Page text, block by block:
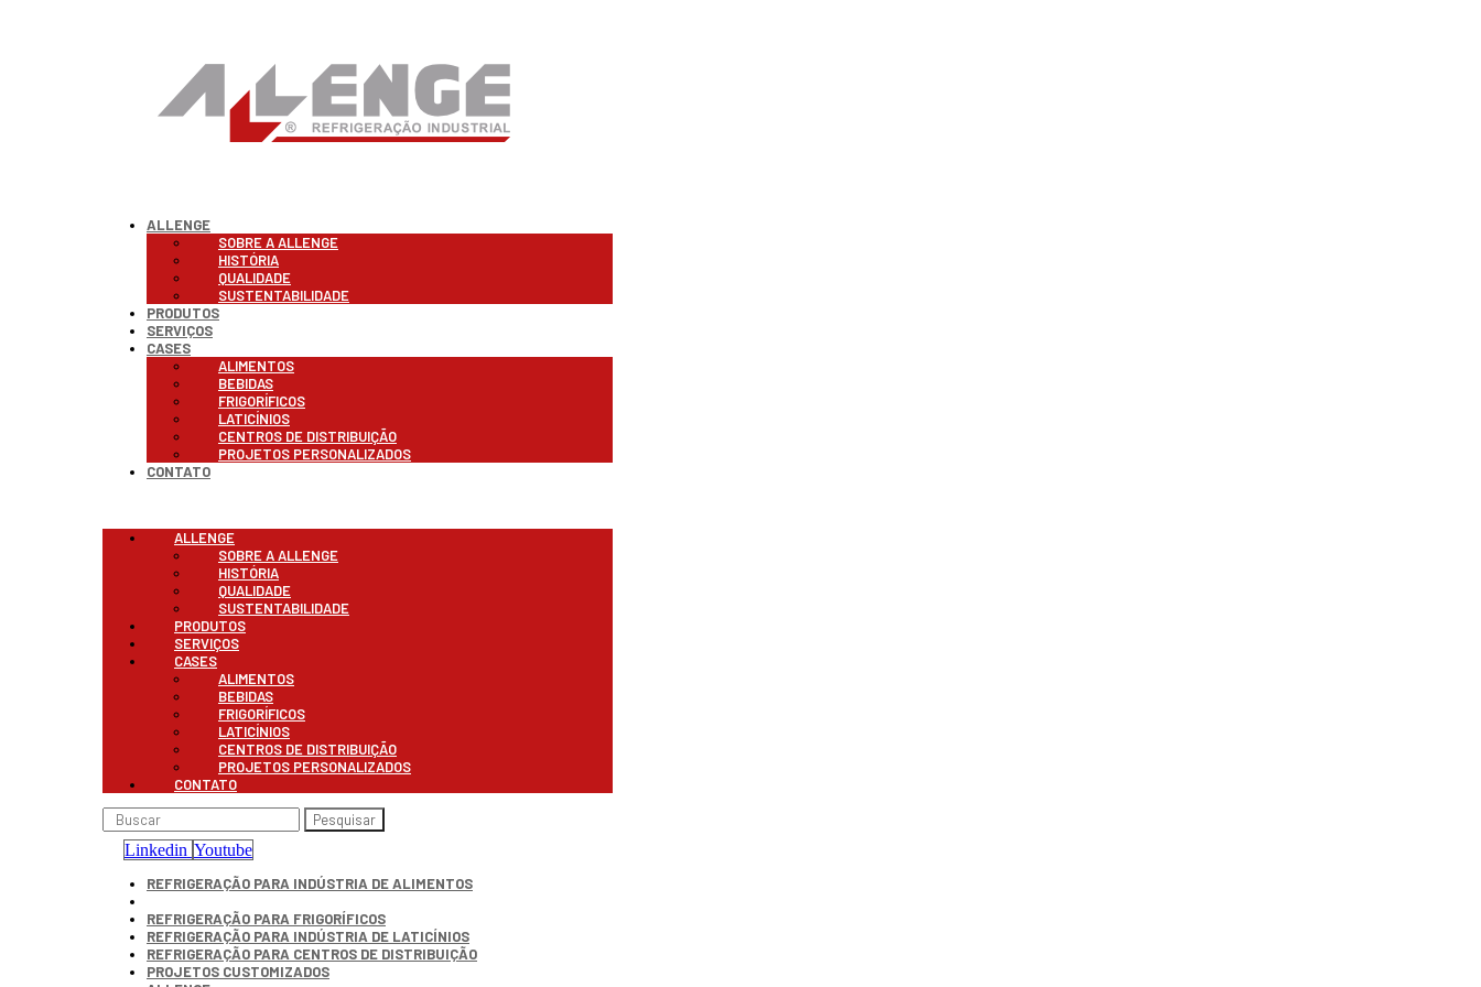
ALLENGE
SOBRE A ALLENGE
HISTÓRIA
QUALIDADE
SUSTENTABILIDADE
PRODUTOS
SERVIÇOS
CASES
ALIMENTOS
BEBIDAS
FRIGORÍFICOS
LATICÍNIOS
CENTROS DE DISTRIBUIÇÃO
PROJETOS PERSONALIZADOS
CONTATO
ALLENGE
SOBRE A ALLENGE
HISTÓRIA
QUALIDADE
SUSTENTABILIDADE
PRODUTOS
SERVIÇOS
CASES
ALIMENTOS
BEBIDAS
FRIGORÍFICOS
LATICÍNIOS
CENTROS DE DISTRIBUIÇÃO
PROJETOS PERSONALIZADOS
CONTATO
Pesquisar
Linkedin Youtube
REFRIGERAÇÃO PARA INDÚSTRIA DE ALIMENTOS
REFRIGERAÇÃO PARA FRIGORÍFICOS
REFRIGERAÇÃO PARA INDÚSTRIA DE LATICÍNIOS
REFRIGERAÇÃO PARA CENTROS DE DISTRIBUIÇÃO
PROJETOS CUSTOMIZADOS